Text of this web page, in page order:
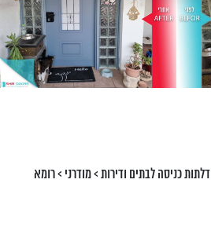
דלתות כניסה לבתים ודירות>מודרני >רומא